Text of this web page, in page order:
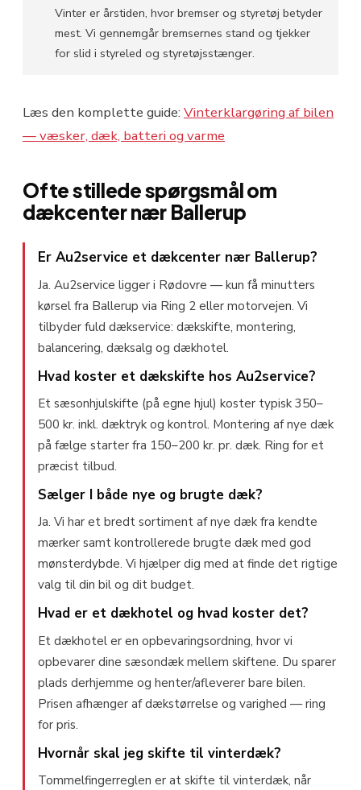
Vinter er årstiden, hvor bremser og styretøj betyder
mest. Vi gennemgår bremsernes stand og tjekker
for slid i styreled og styretøjsstænger.
Læs den komplette guide: Vinterklargøring af bilen
— væsker, dæk, batteri og varme
Ofte stillede spørgsmål om
dækcenter nær Ballerup
Er Au2service et dækcenter nær Ballerup?
Ja. Au2service ligger i Rødovre — kun få minutters
kørsel fra Ballerup via Ring 2 eller motorvejen. Vi
tilbyder fuld dækservice: dækskifte, montering,
balancering, dæksalg og dækhotel.
Hvad koster et dækskifte hos Au2service?
Et sæsonhjulskifte (på egne hjul) koster typisk 350–
500 kr. inkl. dæktryk og kontrol. Montering af nye dæk
på fælge starter fra 150–200 kr. pr. dæk. Ring for et
præcist tilbud.
Sælger I både nye og brugte dæk?
Ja. Vi har et bredt sortiment af nye dæk fra kendte
mærker samt kontrollerede brugte dæk med god
mønsterdybde. Vi hjælper dig med at finde det rigtige
valg til din bil og dit budget.
Hvad er et dækhotel og hvad koster det?
Et dækhotel er en opbevaringsordning, hvor vi
opbevarer dine sæsondæk mellem skiftene. Du sparer
plads derhjemme og henter/afleverer bare bilen.
Prisen afhænger af dækstørrelse og varighed — ring
for pris.
Hvornår skal jeg skifte til vinterdæk?
Tommelfingerreglen er at skifte til vinterdæk, når